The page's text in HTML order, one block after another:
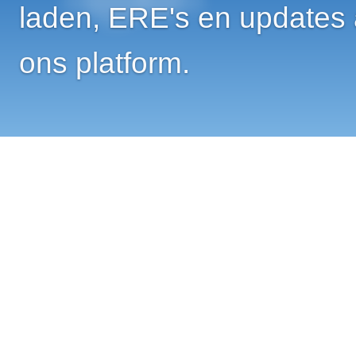
laden, ERE's en updates
ons platform.